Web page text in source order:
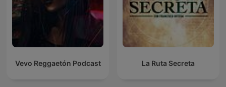
Vevo Reggaetón Podcast La Ruta Secreta